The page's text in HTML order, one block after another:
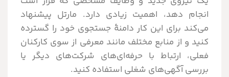
انجام دهد، اهمیت زیادی دارد. مارتل پیشنهاد
می‌کند برای این کار دامنۀ جستجوی خود را گسترده
کنید و از منابع مختلف مانند معرفی از سوی کارکنان
فعلی، ارتباط با حرفه‌ای‌های شرکت‌های دیگر یا
بررسی آگهی‌های شغلی استفاده کنید.